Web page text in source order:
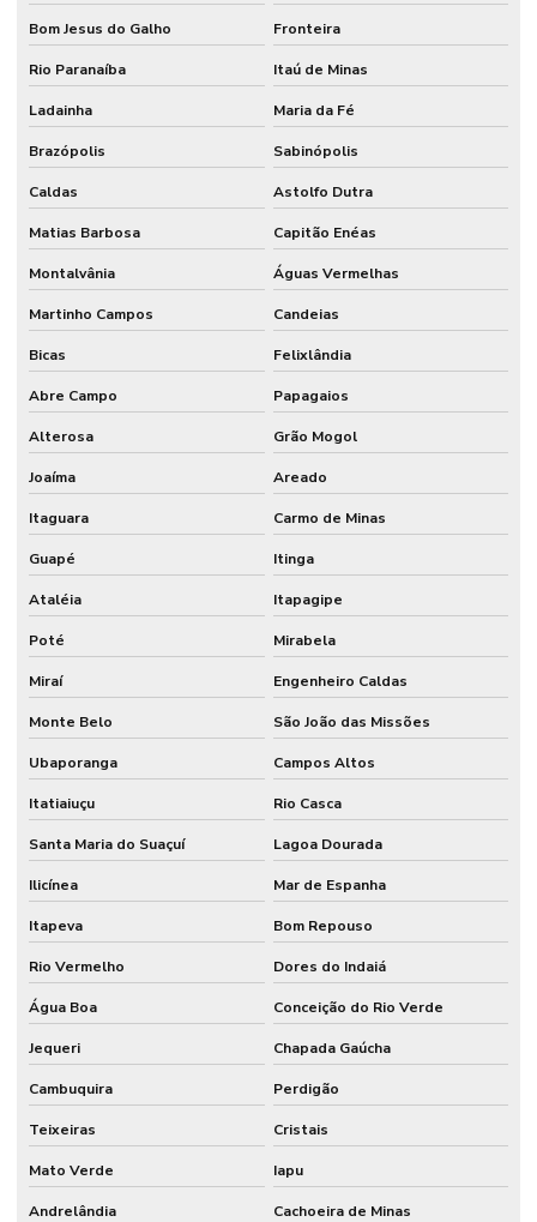
Bom Jesus do Galho Fronteira
Rio Paranaíba Itaú de Minas
Ladainha Maria da Fé
Brazópolis Sabinópolis
Caldas Astolfo Dutra
Matias Barbosa Capitão Enéas
Montalvânia Águas Vermelhas
Martinho Campos Candeias
Bicas Felixlândia
Abre Campo Papagaios
Alterosa Grão Mogol
Joaíma Areado
Itaguara Carmo de Minas
Guapé Itinga
Ataléia Itapagipe
Poté Mirabela
Miraí Engenheiro Caldas
Monte Belo São João das Missões
Ubaporanga Campos Altos
Itatiaiuçu Rio Casca
Santa Maria do Suaçuí Lagoa Dourada
Ilicínea Mar de Espanha
Itapeva Bom Repouso
Rio Vermelho Dores do Indaiá
Água Boa Conceição do Rio Verde
Jequeri Chapada Gaúcha
Cambuquira Perdigão
Teixeiras Cristais
Mato Verde Iapu
Andrelândia Cachoeira de Minas